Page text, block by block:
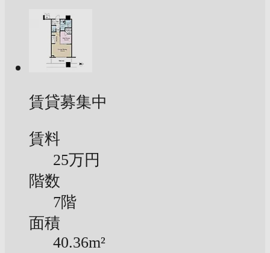
賃貸募集中
賃料
25万円
階数
7階
面積
40.36m²